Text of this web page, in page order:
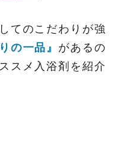
てのこだわりが強
の一品』 があるの
スメ入浴剤を紹介